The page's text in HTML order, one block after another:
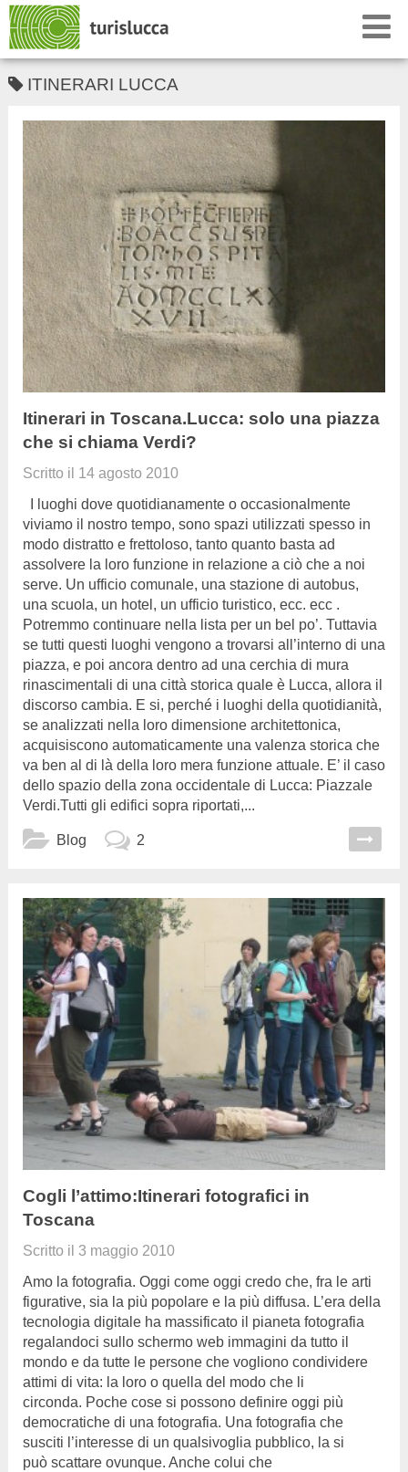
ITINERARI LUCCA
Itinerari in Toscana.Lucca: solo una piazza
che si chiama Verdi?
Scritto il 14 agosto 2010
I luoghi dove quotidianamente o occasionalmente
viviamo il nostro tempo, sono spazi utilizzati spesso in
modo distratto e frettoloso, tanto quanto basta ad
assolvere la loro funzione in relazione a ciò che a noi
serve. Un ufficio comunale, una stazione di autobus,
una scuola, un hotel, un ufficio turistico, ecc. ecc .
Potremmo continuare nella lista per un bel po’. Tuttavia
se tutti questi luoghi vengono a trovarsi all’interno di una
piazza, e poi ancora dentro ad una cerchia di mura
rinascimentali di una città storica quale è Lucca, allora il
discorso cambia. E si, perché i luoghi della quotidianità,
se analizzati nella loro dimensione architettonica,
acquisiscono automaticamente una valenza storica che
va ben al di là della loro mera funzione attuale. E’ il caso
dello spazio della zona occidentale di Lucca: Piazzale
Verdi.Tutti gli edifici sopra riportati,...
Blog 2
Cogli l’attimo:Itinerari fotografici in
Toscana
Scritto il 3 maggio 2010
Amo la fotografia. Oggi come oggi credo che, fra le arti
figurative, sia la più popolare e la più diffusa. L’era della
tecnologia digitale ha massificato il pianeta fotografia
regalandoci sullo schermo web immagini da tutto il
mondo e da tutte le persone che vogliono condividere
attimi di vita: la loro o quella del modo che li
circonda. Poche cose si possono definire oggi più
democratiche di una fotografia. Una fotografia che
susciti l’interesse di un qualsivoglia pubblico, la si
può scattare ovunque. Anche colui che